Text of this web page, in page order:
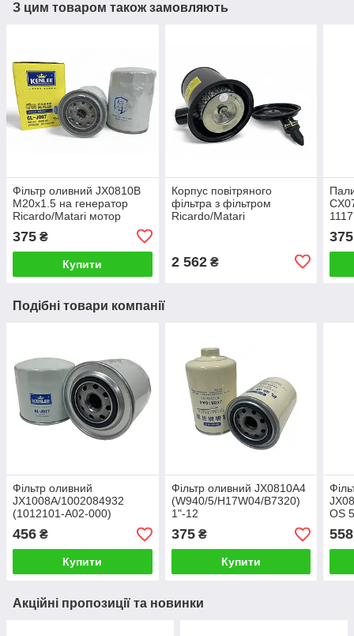
З цим товаром також замовляють
Фільтр оливний JX0810B
M20x1.5 на генератор
Ricardo/Matari мотор
1012010-XZ KENLEE
375 ₴
Купити
Корпус повітряного
фільтра з фільтром
Ricardo/Matari
2 562₴
375
Подібні товари компанії
Фільтр оливний
JX1008A/1002084932
(1012101-A02-000)
(WEICHAI YTO YT3ADZ,
YTO YT4B2Z, 4108ZD)
Резьба 1"-12
456 ₴
Купити
Фільтр оливний JX0810A4
(W940/5/H17W04/B7320)
1"-12
375₴
Купити
OS
GL-
558
Акційні пропозиції та новинки